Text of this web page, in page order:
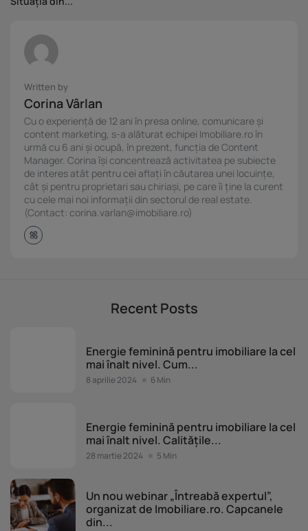
Written by
Corina Vârlan
Cu o experiență de 12 ani în presa online, comunicare și
content marketing, s-a alăturat echipei Imobiliare.ro în
urmă cu 6 ani și ocupă, în prezent, funcția de Content
Manager. Corina își concentrează activitatea pe subiecte
de interes atât pentru cei aflați în căutarea unei locuințe,
cât și pentru proprietari sau chiriași, pe care îi ține la curent
cu cele mai noi informații din sectorul de real estate.
(Contact: corina.varlan@imobiliare.ro)
Recent Posts
Energie feminină pentru imobiliare la cel
mai înalt nivel. Cum...
8 aprilie 2024 6 Min
Energie feminină pentru imobiliare la cel
mai înalt nivel. Calitățile...
28 martie 2024 5 Min
Un nou webinar „Întreabă expertul”,
organizat de Imobiliare.ro. Capcanele
din...